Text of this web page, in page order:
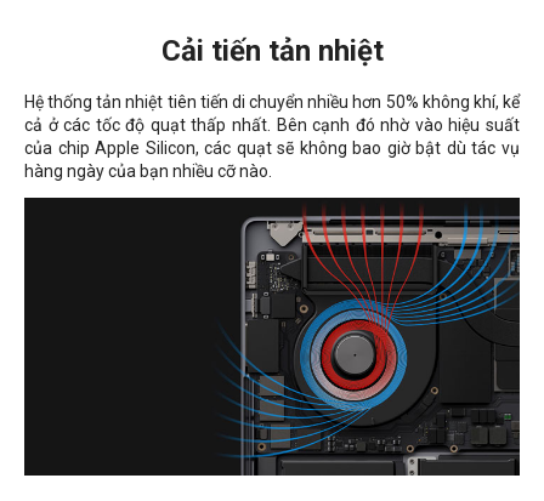
Cải tiến tản nhiệt
Hệ thống tản nhiệt tiên tiến di chuyển nhiều hơn 50% không khí, kể
cả ở các tốc độ quạt thấp nhất. Bên cạnh đó nhờ vào hiệu suất
của chip Apple Silicon, các quạt sẽ không bao giờ bật dù tác vụ
hàng ngày của bạn nhiều cỡ nào.